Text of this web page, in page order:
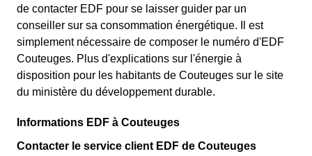
de contacter EDF pour se laisser guider par un
conseiller sur sa consommation énergétique. Il est
simplement nécessaire de composer le numéro d'EDF
Couteuges. Plus d'explications sur l'énergie à
disposition pour les habitants de Couteuges sur le site
du ministère du développement durable.
Informations EDF à Couteuges
Contacter le service client EDF de Couteuges